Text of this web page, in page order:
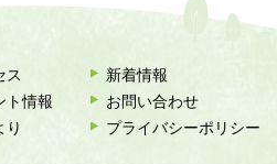
ス
ト情報
り
新着情報
お問い合わせ
プライバシーポリシー